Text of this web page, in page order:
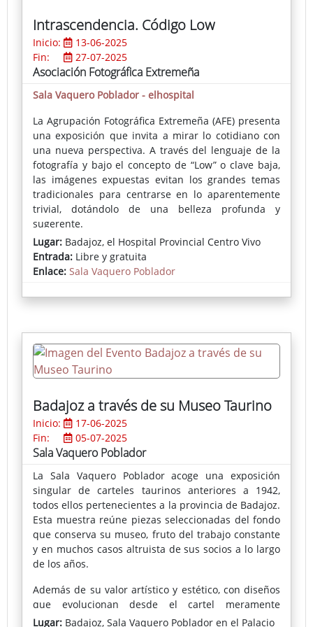
Intrascendencia. Código Low
Inicio:
13-06-2025
Fin:
27-07-2025
Asociación Fotográfica Extremeña
Sala Vaquero Poblador - elhospital
La Agrupación Fotográfica Extremeña (AFE) presenta
una exposición que invita a mirar lo cotidiano con
una nueva perspectiva. A través del lenguaje de la
fotografía y bajo el concepto de “Low” o clave baja,
las imágenes expuestas evitan los grandes temas
tradicionales para centrarse en lo aparentemente
trivial, dotándolo de una belleza profunda y
sugerente.
Esta técnica, que prescinde de zonas blancas para
sumergirse en la oscuridad, desafía la estética
superficial de lo decorativo. En su lugar, propone un
viaje emocional hacia la nostalgia, la melancolía, el
Lugar: Badajoz, el Hospital Provincial Centro Vivo
Entrada: Libre y gratuita
Enlace: Sala Vaquero Poblador
Badajoz a través de su Museo Taurino
Inicio:
17-06-2025
Fin:
05-07-2025
Sala Vaquero Poblador
La Sala Vaquero Poblador acoge una exposición
singular de carteles taurinos anteriores a 1942,
todos ellos pertenecientes a la provincia de Badajoz.
Esta muestra reúne piezas seleccionadas del fondo
que conserva su museo, fruto del trabajo constante
y en muchos casos altruista de sus socios a lo largo
de los años.
Además de su valor artístico y estético, con diseños
que evolucionan desde el cartel meramente
informativo hasta propuestas gráficas más coloristas
Lugar: Badajoz, Sala Vaquero Poblador en el Palacio